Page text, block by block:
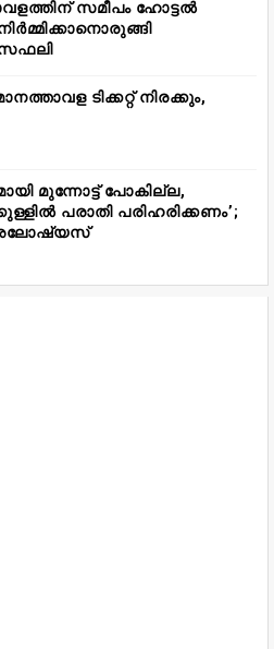
സമീപം ഹോട്ടൽ
ടിക്കറ്റ് നിരക്കും,
മുന്നോട്ട് പോകില്ല,
പരാതി പരിഹരിക്കണം’;
അലോഷ്യസ്